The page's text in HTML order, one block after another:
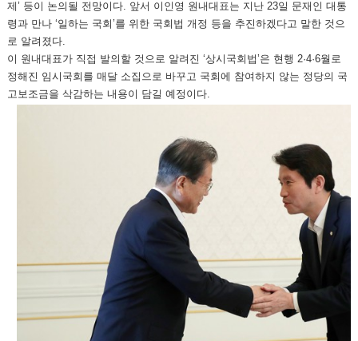
제’ 등이 논의될 전망이다. 앞서 이인영 원내대표는 지난 23일 문재인 대통
령과 만나 ‘일하는 국회’를 위한 국회법 개정 등을 추진하겠다고 말한 것으
로 알려졌다.
이 원내대표가 직접 발의할 것으로 알려진 ‘상시국회법’은 현행 2·4·6월로
정해진 임시국회를 매달 소집으로 바꾸고 국회에 참여하지 않는 정당의 국
고보조금을 삭감하는 내용이 담길 예정이다.